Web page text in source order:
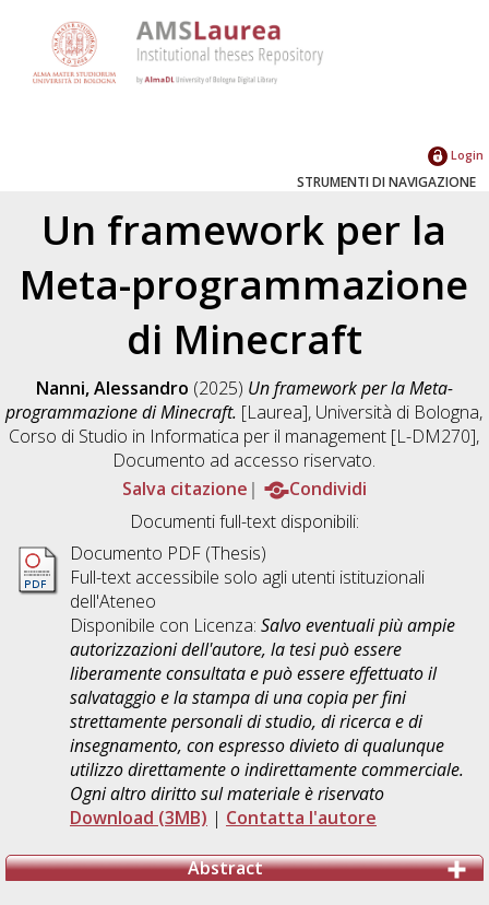
Login
STRUMENTI DI NAVIGAZIONE
Un framework per la
Meta-programmazione
di Minecraft
Nanni, Alessandro (2025) Un framework per la Meta-
programmazione di Minecraft. [Laurea], Università di Bologna,
Corso di Studio in Informatica per il management [L-DM270],
Documento ad accesso riservato.
Salva citazione
Condividi
Documenti full-text disponibili:
Documento PDF (Thesis)
Full-text accessibile solo agli utenti istituzionali
dell'Ateneo
Disponibile con Licenza: Salvo eventuali più ampie
autorizzazioni dell'autore, la tesi può essere
liberamente consultata e può essere effettuato il
salvataggio e la stampa di una copia per fini
strettamente personali di studio, di ricerca e di
insegnamento, con espresso divieto di qualunque
utilizzo direttamente o indirettamente commerciale.
Ogni altro diritto sul materiale è riservato
Download (3MB) | Contatta l'autore
Abstract